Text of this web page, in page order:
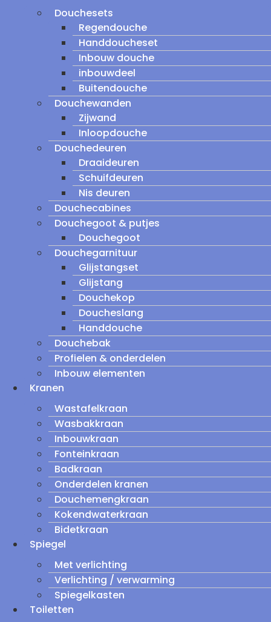
Douchesets
Regendouche
Handdoucheset
Inbouw douche
inbouwdeel
Buitendouche
Douchewanden
Zijwand
Inloopdouche
Douchedeuren
Draaideuren
Schuifdeuren
Nis deuren
Douchecabines
Douchegoot & putjes
Douchegoot
Douchegarnituur
Glijstangset
Glijstang
Douchekop
Doucheslang
Handdouche
Douchebak
Profielen & onderdelen
Inbouw elementen
Kranen
Wastafelkraan
Wasbakkraan
Inbouwkraan
Fonteinkraan
Badkraan
Onderdelen kranen
Douchemengkraan
Kokendwaterkraan
Bidetkraan
Spiegel
Met verlichting
Verlichting / verwarming
Spiegelkasten
Toiletten